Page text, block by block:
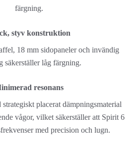
färgning.
styv konstruktion
18 mm sidopaneler och invändig
säkerställer låg färgning.
resonans
placerat dämpningsmaterial
vågor, vilket säkerställer att Spirit 6
med precision och lugn.